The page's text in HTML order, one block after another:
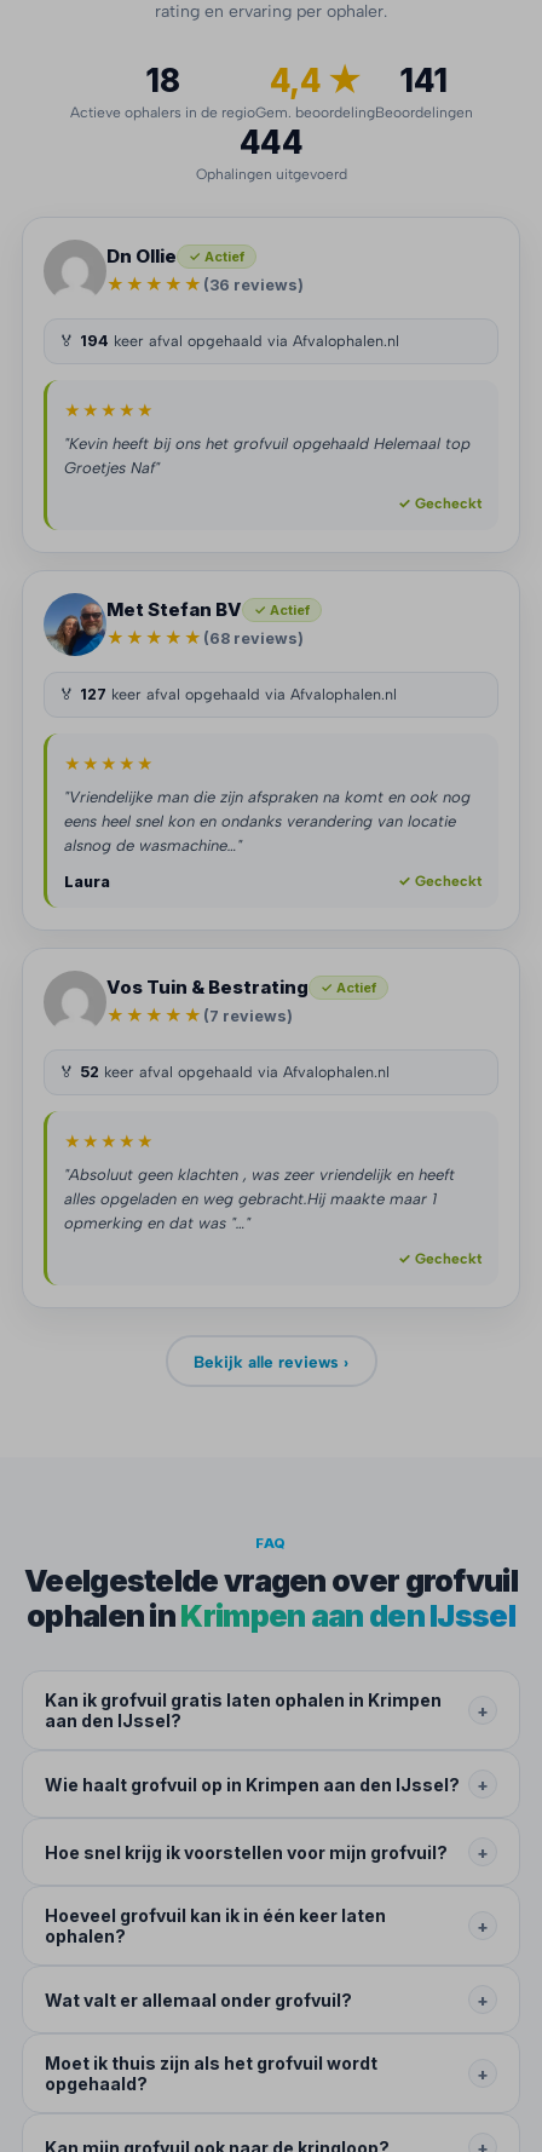
rating en ervaring per ophaler.
18
Actieve ophalers in de regio
4,4 ★
Gem. beoordeling
141
Beoordelingen
444
Ophalingen uitgevoerd
Dn Ollie ✓ Actief
★★★★★ (36 reviews)
🏅 194 keer afval opgehaald via Afvalophalen.nl
★★★★★
"Kevin heeft bij ons het grofvuil opgehaald Helemaal top
Groetjes Naf"
✓ Gecheckt
Met Stefan BV ✓ Actief
★★★★★ (68 reviews)
🏅 127 keer afval opgehaald via Afvalophalen.nl
★★★★★
"Vriendelijke man die zijn afspraken na komt en ook nog
eens heel snel kon en ondanks verandering van locatie
alsnog de wasmachine…"
Laura
✓ Gecheckt
Vos Tuin & Bestrating ✓ Actief
★★★★★ (7 reviews)
🏅 52 keer afval opgehaald via Afvalophalen.nl
★★★★★
"Absoluut geen klachten , was zeer vriendelijk en heeft
alles opgeladen en weg gebracht.Hij maakte maar 1
opmerking en dat was "…"
✓ Gecheckt
Bekijk alle reviews ›
FAQ
Veelgestelde vragen over grofvuil
ophalen inKrimpen aan den IJssel
Kan ik grofvuil gratis laten ophalen in Krimpen
aan den IJssel?
+
Wie haalt grofvuil op in Krimpen aan den IJssel? +
Hoe snel krijg ik voorstellen voor mijn grofvuil? +
Hoeveel grofvuil kan ik in één keer laten
ophalen?
+
Wat valt er allemaal onder grofvuil? +
Moet ik thuis zijn als het grofvuil wordt
opgehaald?
+
Kan mijn grofvuil ook naar de kringloop? +